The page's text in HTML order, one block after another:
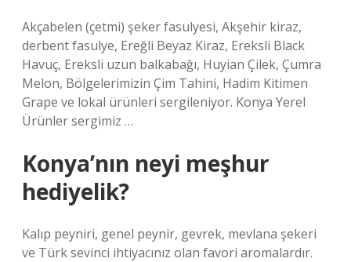
Akçabelen (çetmi) şeker fasulyesi, Akşehir kiraz,
derbent fasulye, Ereğli Beyaz Kiraz, Ereksli Black
Havuç, Ereksli uzun balkabağı, Huyian Çilek, Çumra
Melon, Bölgelerimizin Çim Tahini, Hadim Kitimen
Grape ve lokal ürünleri sergileniyor. Konya Yerel
Ürünler sergimiz …
Konya’nın neyi meşhur
hediyelik?
Kalıp peyniri, genel peynir, gevrek, mevlana şekeri
ve Türk sevinci ihtiyacınız olan favori aromalardır.